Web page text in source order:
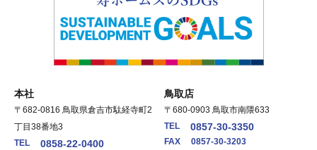
本社
〒682-0816 鳥取県倉吉市駄経寺町2
丁目38番地3
TEL
0858-22-0400
鳥取店
〒680-0903 鳥取市南隈633
TEL
0857-30-3350
FAX
0857-30-3203